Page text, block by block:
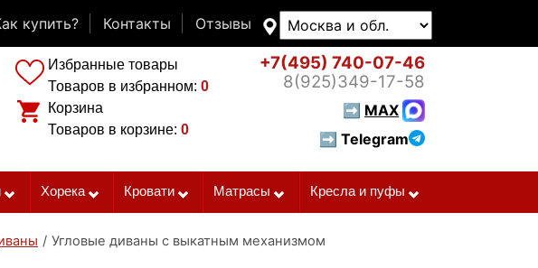
купить? Контакты Отзывы
Избранные товары
Товаров в избранном: 0
Корзина
Товаров в корзине: 0
+7(495) 740-07-46
8(925)349-17-58
➡ MAX
➡ Telegram
Хорека Кровати Матрасы Кресла и пуфы
/ Угловые диваны с выкатным механизмом